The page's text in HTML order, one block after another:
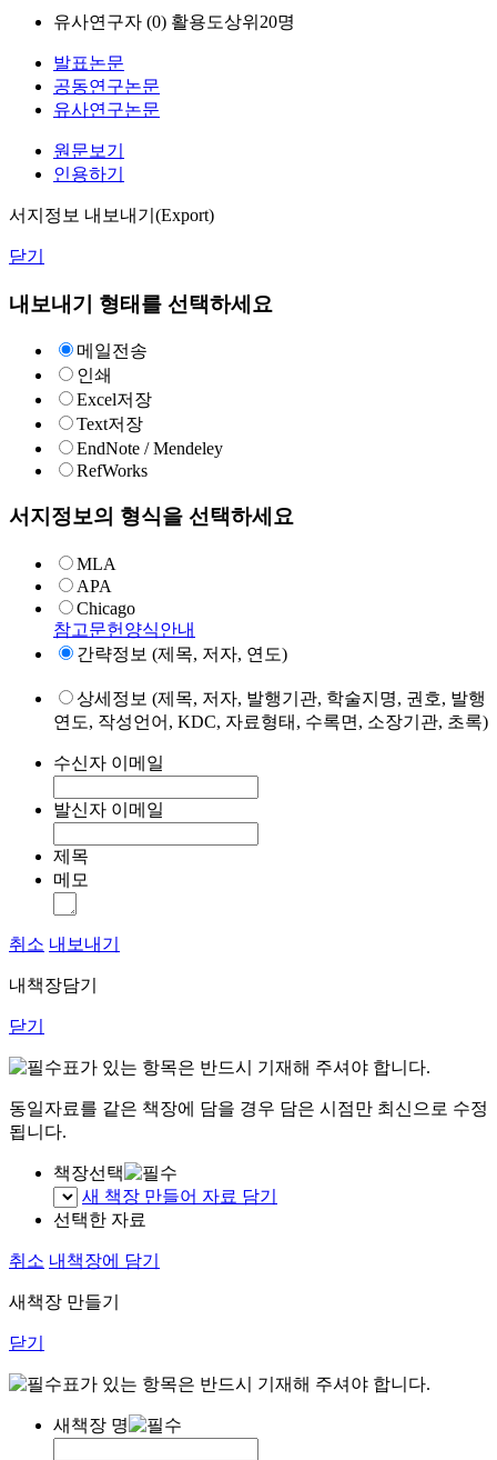
유사연구자 (0) 활용도상위20명
발표논문
공동연구논문
유사연구논문
원문보기
인용하기
서지정보 내보내기(Export)
닫기
내보내기 형태를 선택하세요
메일전송
인쇄
Excel저장
Text저장
EndNote / Mendeley
RefWorks
서지정보의 형식을 선택하세요
MLA
APA
Chicago
참고문헌양식안내
간략정보 (제목, 저자, 연도)
상세정보 (제목, 저자, 발행기관, 학술지명, 권호, 발행
연도, 작성언어, KDC, 자료형태, 수록면, 소장기관, 초록)
수신자 이메일
발신자 이메일
제목
메모
취소 내보내기
내책장담기
닫기
표가 있는 항목은 반드시 기재해 주셔야 합니다.
동일자료를 같은 책장에 담을 경우 담은 시점만 최신으로 수정
됩니다.
책장선택
새 책장 만들어 자료 담기
선택한 자료
취소 내책장에 담기
새책장 만들기
닫기
표가 있는 항목은 반드시 기재해 주셔야 합니다.
새책장 명